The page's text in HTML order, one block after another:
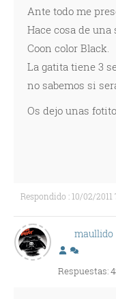
Ante todo me
Hace cosa de
Coon color Black.
La gatita tiene 3
no sabemos si
Os dejo unas
Respondido : 10/02/2011
maullido
Respuestas: